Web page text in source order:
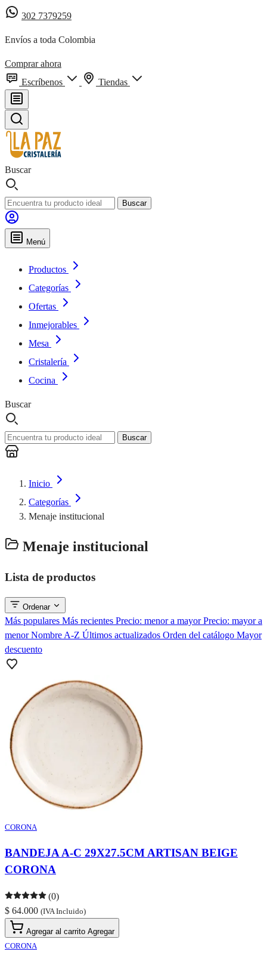
302 7379259
Envíos a toda Colombia
Comprar ahora
Escríbenos
Tiendas
Buscar
Buscar
Menú
Productos
Categorías
Ofertas
Inmejorables
Mesa
Cristalería
Cocina
Buscar
Buscar
Inicio
Categorías
Menaje institucional
Menaje institucional
Lista de productos
Ordenar
Más populares Más recientes Precio: menor a mayorPrecio: mayor a
menorNombre A-Z Últimos actualizados Orden del catálogo Mayor
descuento
CORONA
BANDEJA A-C 29X27.5CM ARTISAN BEIGE
CORONA
(0)
$ 64.000 (IVA Incluido)
Agregar al carrito Agregar
CORONA